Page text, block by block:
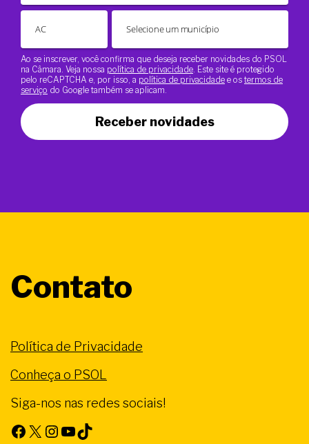
Ao se inscrever, você confirma que deseja receber novidades do PSOL
na Câmara. Veja nossa política de privacidade . Este site é protegido
pelo reCAPTCHA e, por isso, a política de privacidade e os termos de
serviço do Google também se aplicam.
Receber novidades
Contato
Política de Privacidade
Conheça o PSOL
Siga-nos nas redes sociais!
Facebook X Instagram Youtube TikTok